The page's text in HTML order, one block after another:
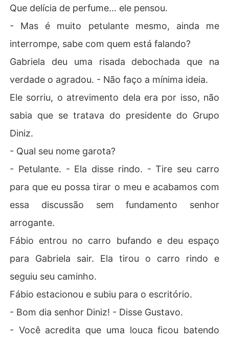
Que delícia de perfume... ele pensou.
- Mas é muito petulante mesmo, ainda me
interrompe, sabe com quem está falando?
Gabriela deu uma risada debochada que na
verdade o agradou. - Não faço a mínima ideia.
Ele sorriu, o atrevimento dela era por isso, não
sabia que se tratava do presidente do Grupo
Diniz.
- Qual seu nome garota?
- Petulante. - Ela disse rindo. - Tire seu carro
para que eu possa tirar o meu e acabamos com
essa discussão sem fundamento senhor
arrogante.
Fábio entrou no carro bufando e deu espaço
para Gabriela sair. Ela tirou o carro rindo e
seguiu seu caminho.
Fábio estacionou e subiu para o escritório.
- Bom dia senhor Diniz! - Disse Gustavo.
- Você acredita que uma louca ficou batendo